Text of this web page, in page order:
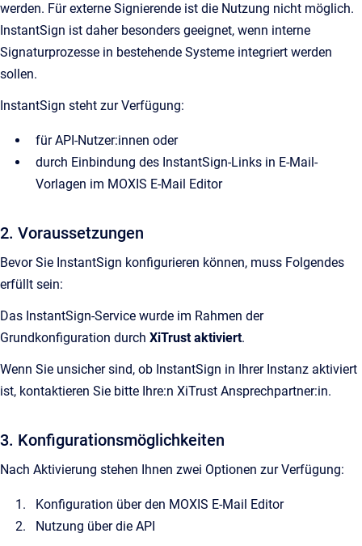
werden. Für externe Signierende ist die Nutzung nicht möglich.
InstantSign ist daher besonders geeignet, wenn interne
Signaturprozesse in bestehende Systeme integriert werden
sollen.
InstantSign steht zur Verfügung:
für API-Nutzer:innen oder
durch Einbindung des InstantSign-Links in E-Mail-
Vorlagen im MOXIS E-Mail Editor
2. Voraussetzungen
Bevor Sie InstantSign konfigurieren können, muss Folgendes
erfüllt sein:
Das InstantSign-Service wurde im Rahmen der
Grundkonfiguration durch XiTrust aktiviert.
Wenn Sie unsicher sind, ob InstantSign in Ihrer Instanz aktiviert
ist, kontaktieren Sie bitte Ihre:n XiTrust Ansprechpartner:in.
3. Konfigurationsmöglichkeiten
Nach Aktivierung stehen Ihnen zwei Optionen zur Verfügung:
Konfiguration über den MOXIS E-Mail Editor
Nutzung über die API